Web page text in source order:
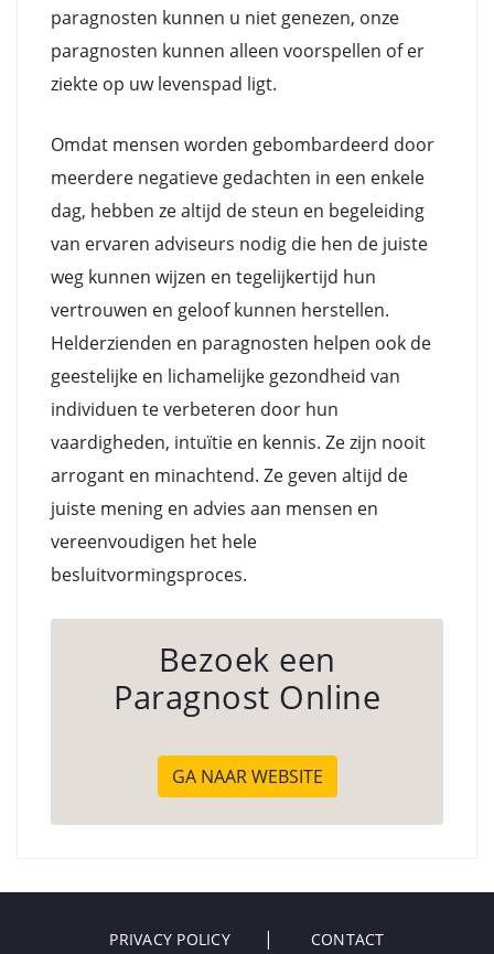
paragnosten kunnen u niet genezen, onze
paragnosten kunnen alleen voorspellen of er
ziekte op uw levenspad ligt.
Omdat mensen worden gebombardeerd door
meerdere negatieve gedachten in een enkele
dag, hebben ze altijd de steun en begeleiding
van ervaren adviseurs nodig die hen de juiste
weg kunnen wijzen en tegelijkertijd hun
vertrouwen en geloof kunnen herstellen.
Helderzienden en paragnosten helpen ook de
geestelijke en lichamelijke gezondheid van
individuen te verbeteren door hun
vaardigheden, intuïtie en kennis. Ze zijn nooit
arrogant en minachtend. Ze geven altijd de
juiste mening en advies aan mensen en
vereenvoudigen het hele
besluitvormingsproces.
Bezoek een
Paragnost Online
GA NAAR WEBSITE
PRIVACY POLICY CONTACT